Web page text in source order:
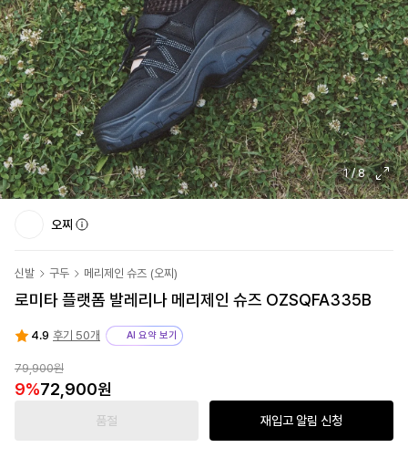
1/8
오찌
신발 구두 메리제인 슈즈 (오찌 )
로미타 플랫폼 발레리나 메리제인 슈즈 OZSQFA335B
4.9 후기 50개 AI 요약 보기
79,900원
9%72,900원
품절 재입고 알림 신청